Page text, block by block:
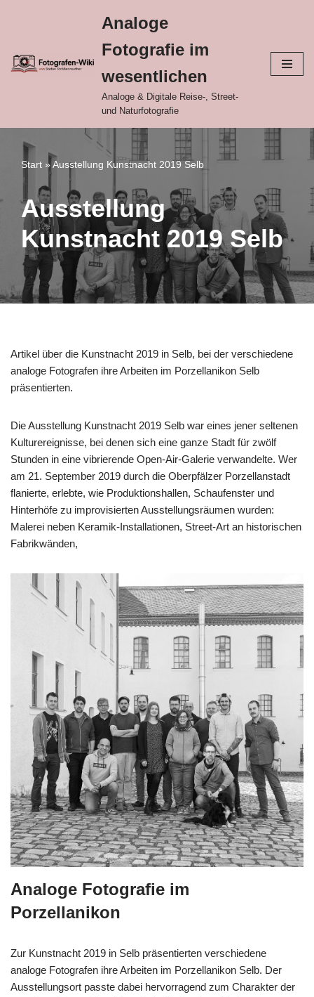
Inhalt
springen
Analoge
Fotografie im
wesentlichen
Analoge & Digitale Reise-, Street-
und Naturfotografie
Start »Ausstellung Kunstnacht 2019 Selb
Ausstellung
Kunstnacht 2019 Selb
Artikel über die Kunstnacht 2019 in Selb, bei der verschiedene
analoge Fotografen ihre Arbeiten im Porzellanikon Selb
präsentierten.
Die Ausstellung Kunstnacht 2019 Selb war eines jener seltenen
Kulturereignisse, bei denen sich eine ganze Stadt für zwölf
Stunden in eine vibrierende Open-Air-Galerie verwandelte. Wer
am 21. September 2019 durch die Oberpfälzer Porzellanstadt
flanierte, erlebte, wie Produktionshallen, Schaufenster und
Hinterhöfe zu improvisierten Ausstellungsräumen wurden:
Malerei neben Keramik-Installationen, Street-Art an historischen
Fabrikwänden,
Analoge Fotografie im
Porzellanikon
Zur Kunstnacht 2019 in Selb präsentierten verschiedene
analoge Fotografen ihre Arbeiten im Porzellanikon Selb. Der
Ausstellungsort passte dabei hervorragend zum Charakter der